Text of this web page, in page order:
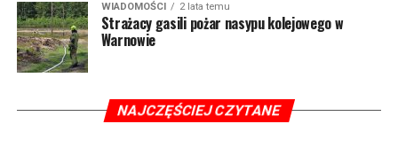
WIADOMOŚCI 2 lata temu
Strażacy gasili pożar nasypu kolejowego w
Warnowie
NAJCZĘŚCIEJ CZYTANE